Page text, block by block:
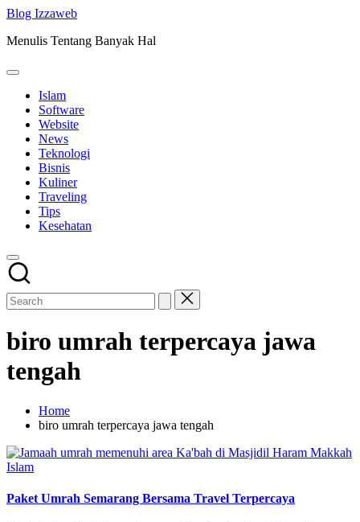
Skip
content
Blog Izzaweb
Menulis Tentang Banyak Hal
Islam
Software
Website
News
Teknologi
Bisnis
Kuliner
Traveling
Tips
Kesehatan
biro umrah terpercaya jawa
tengah
Home
biro umrah terpercaya jawa tengah
Posted
Islam
Paket Umrah Semarang Bersama Travel Terpercaya